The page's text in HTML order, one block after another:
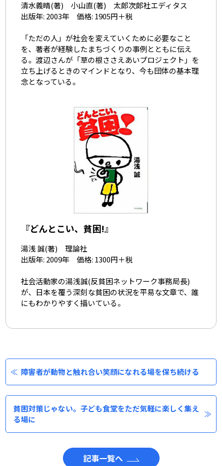
清水義晴(著) 小山直(著) 太郎次郎社エディタス
出版年: 2003年 価格: 1905円＋税
「ただの人」が社会を変えていくために必要なこと
を、著者が経験したまちづくりの事例とともに伝え
る。渡辺さんが「草の根ささえあいプロジェクト」を
立ち上げるときのマインドとなり、今も団体の基本理
念となっている。
『どんとこい、貧困!』
湯浅 誠(著) 理論社
出版年: 2009年 価格: 1300円＋税
社会活動家の湯浅誠(反貧困ネットワーク事務局長)
が、日本を覆う深刻な貧困の状況を平易な文章で、誰
にもわかりやすく描いている。
障害者が動物と触れ合い笑顔になれる場を保ち続ける
貧困対策じゃない。子ども食堂をただ気軽に楽しく集え
る場に
記事一覧へ